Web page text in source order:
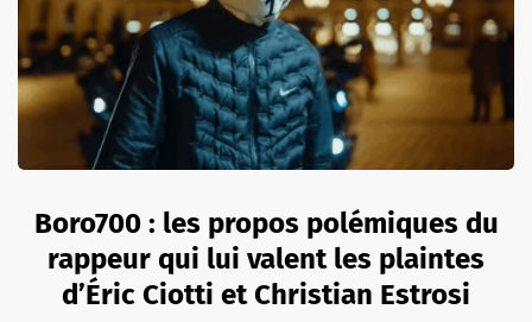
Boro700 : les propos polémiques du
rappeur qui lui valent les plaintes
d’Éric Ciotti et Christian Estrosi